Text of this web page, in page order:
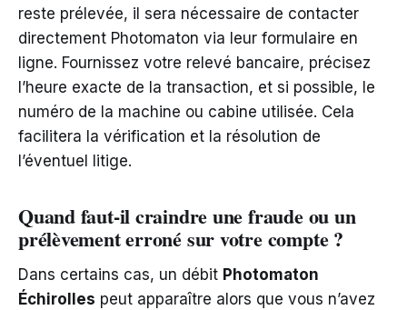
reste prélevée, il sera nécessaire de contacter
directement Photomaton via leur formulaire en
ligne. Fournissez votre relevé bancaire, précisez
l’heure exacte de la transaction, et si possible, le
numéro de la machine ou cabine utilisée. Cela
facilitera la vérification et la résolution de
l’éventuel litige.
Quand faut-il craindre une fraude ou un
prélèvement erroné sur votre compte ?
Dans certains cas, un débit Photomaton
Échirolles peut apparaître alors que vous n’avez